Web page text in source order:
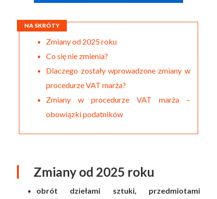
NA SKRÓTY
Zmiany od 2025 roku
Co się nie zmienia?
Dlaczego zostały wprowadzone zmiany w
procedurze VAT marża?
Zmiany w procedurze VAT marża –
obowiązki podatników
Zmiany od 2025 roku
obrót dziełami sztuki, przedmiotami